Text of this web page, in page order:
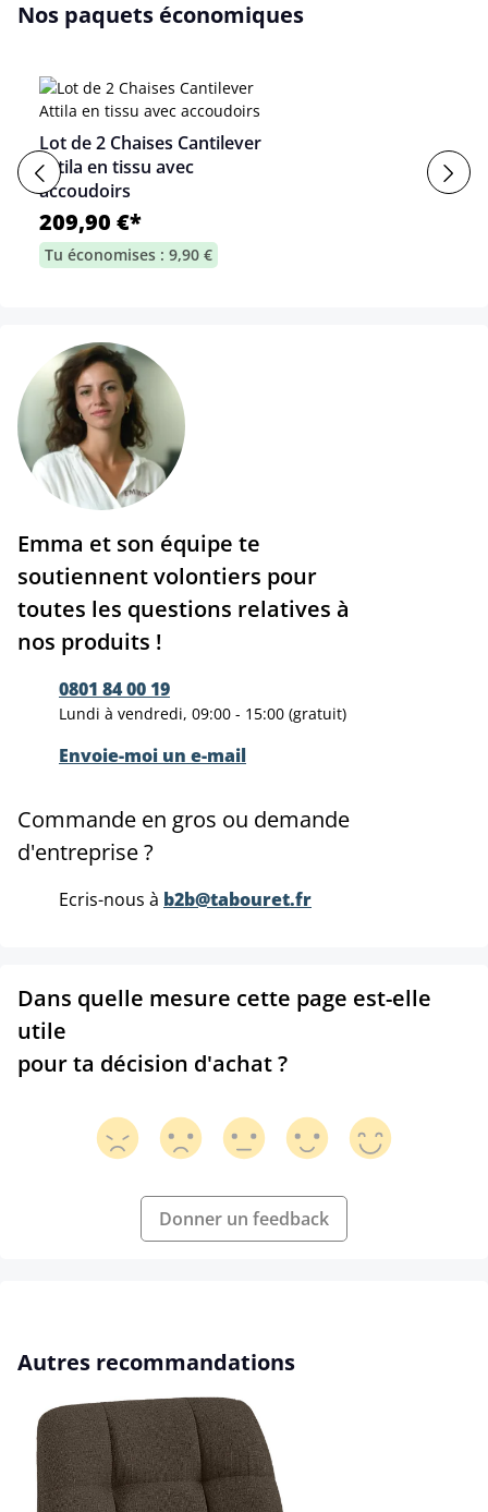
Nos paquets économiques
Lot de 2 Chaises Cantilever
Attila en tissu avec
accoudoirs
209,90 €*
Tu économises : 9,90 €
Emma et son équipe te
soutiennent volontiers pour
toutes les questions relatives à
nos produits !
0801 84 00 19
Lundi à vendredi, 09:00 - 15:00 (gratuit)
Envoie-moi un e-mail
Commande en gros ou demande
d'entreprise ?
Ecris-nous à b2b@tabouret.fr
Dans quelle mesure cette page est-elle
utile
pour ta décision d'achat ?
Donner un feedback
Ignorer la galerie de produits
Autres recommandations